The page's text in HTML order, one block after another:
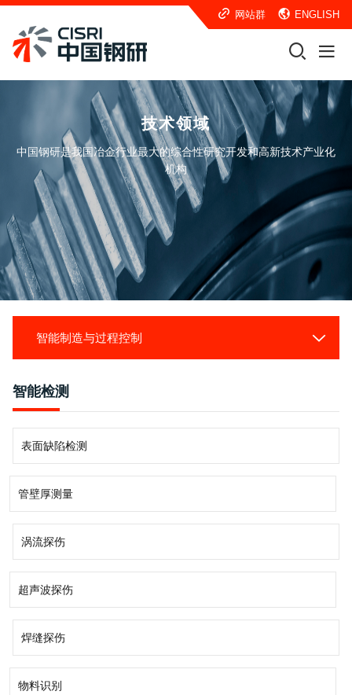
网站群 ENGLISH
技术领域
中国钢研是我国冶金行业最大的综合性研究开发和高新技术产业化
机构
材料科学与工程
分析测试技术谱系
仪器谱系
智能制造与过程控制
冶金工艺与工程
智能检测
表面缺陷检测
管壁厚测量
涡流探伤
超声波探伤
焊缝探伤
物料识别